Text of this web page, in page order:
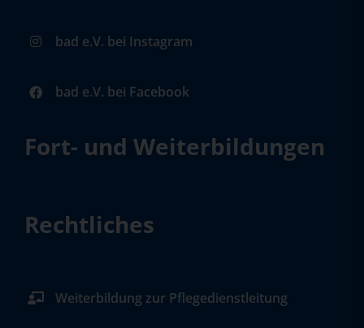
bad e.V. bei Instagram
bad e.V. bei Facebook
Fort- und Weiterbildungen
Rechtliches
Weiterbildung zur Pflegedienstleitung